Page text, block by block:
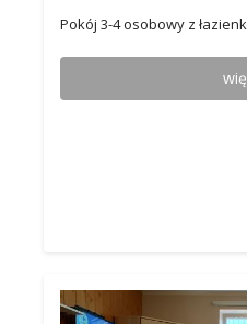
Pokój 3-4 osobowy z